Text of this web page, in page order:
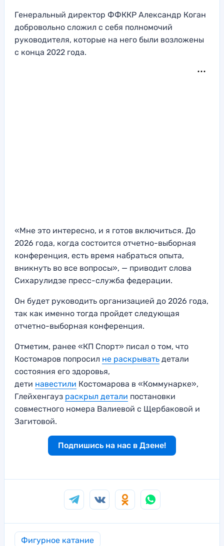
Генеральный директор ФФККР Александр Коган
добровольно сложил с себя полномочий
руководителя, которые на него были возложены
с конца 2022 года.
«Мне это интересно, и я готов включиться. До
2026 года, когда состоится отчетно-выборная
конференция, есть время набраться опыта,
вникнуть во все вопросы», — приводит слова
Сихарулидзе пресс-служба федерации.
Он будет руководить организацией до 2026 года,
так как именно тогда пройдет следующая
отчетно-выборная конференция.
Отметим, ранее «КП Спорт» писал о том, что
Костомаров попросил не раскрывать детали
состояния его здоровья,
дети навестили Костомарова в «Коммунарке»,
Глейхенгауз раскрыл детали постановки
совместного номера Валиевой с Щербаковой и
Загитовой.
Подпишись на нас в Дзене!
Фигурное катание